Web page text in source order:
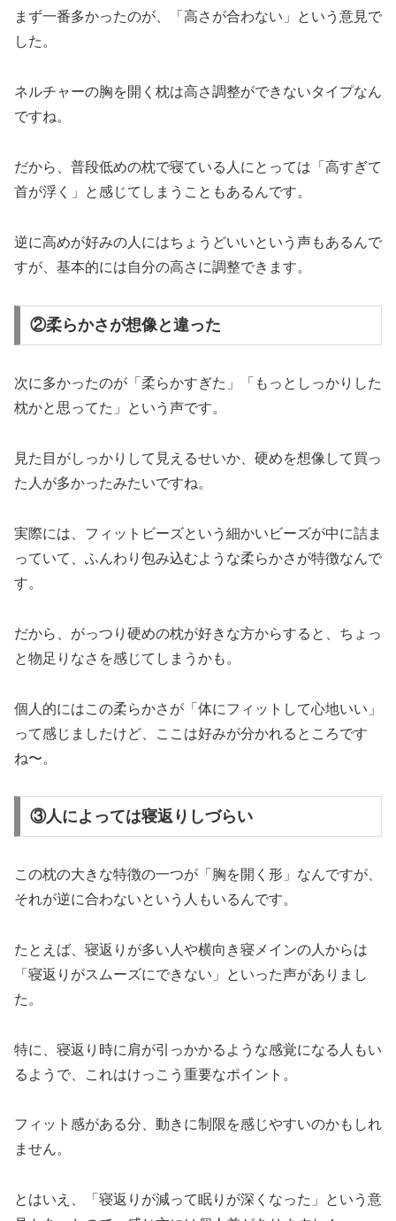
まず一番多かったのが、「高さが合わない」という意見で
した。
ネルチャーの胸を開く枕は高さ調整ができないタイプなん
ですね。
だから、普段低めの枕で寝ている人にとっては「高すぎて
首が浮く」と感じてしまうこともあるんです。
逆に高めが好みの人にはちょうどいいという声もあるんで
すが、基本的には自分の高さに調整できます。
②柔らかさが想像と違った
次に多かったのが「柔らかすぎた」「もっとしっかりした
枕かと思ってた」という声です。
見た目がしっかりして見えるせいか、硬めを想像して買っ
た人が多かったみたいですね。
実際には、フィットビーズという細かいビーズが中に詰ま
っていて、ふんわり包み込むような柔らかさが特徴なんで
す。
だから、がっつり硬めの枕が好きな方からすると、ちょっ
と物足りなさを感じてしまうかも。
個人的にはこの柔らかさが「体にフィットして心地いい」
って感じましたけど、ここは好みが分かれるところです
ね〜。
③人によっては寝返りしづらい
この枕の大きな特徴の一つが「胸を開く形」なんですが、
それが逆に合わないという人もいるんです。
たとえば、寝返りが多い人や横向き寝メインの人からは
「寝返りがスムーズにできない」といった声がありまし
た。
特に、寝返り時に肩が引っかかるような感覚になる人もい
るようで、これはけっこう重要なポイント。
フィット感がある分、動きに制限を感じやすいのかもしれ
ません。
とはいえ、「寝返りが減って眠りが深くなった」という意